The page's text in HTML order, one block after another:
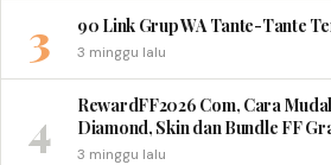
3 90 Link Grup WA Tante-Tante
3 minggu lalu
4
RewardFF2026 Com, Cara
Diamond, Skin dan Bundle FF
3 minggu lalu